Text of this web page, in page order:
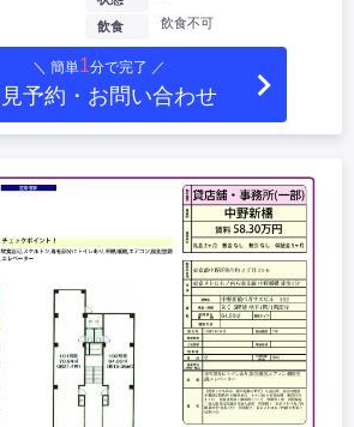
飲食 飲食不可
＼ 簡単1分で完了 ／
予約・お問い合わせ